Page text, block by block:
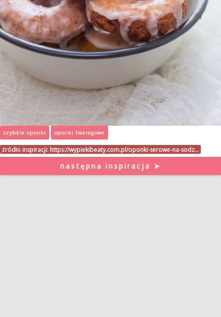
szybkie oponki oponki twarogowe
źródło inspiracji: https://wypiekibeaty.com.pl/oponki-serowe-na-sodz…
następna inspiracja ➤